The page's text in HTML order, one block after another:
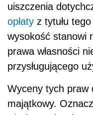
uiszczenia
opłaty z tytułu
wysokość stanowi
prawa własności
przysługującego
Wyceny tych praw
majątkowy.